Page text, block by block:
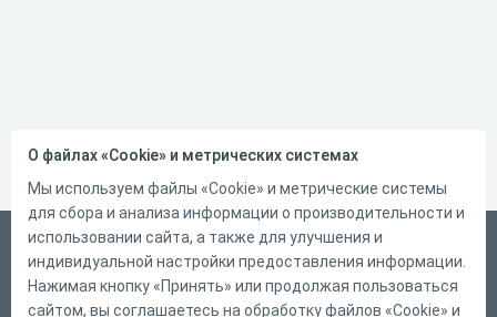
Русский
Справка
О файлах «Cookie» и метрических системах
Мы используем файлы «Cookie» и метрические системы
для сбора и анализа информации о производительности и
использовании сайта, а также для улучшения и
индивидуальной настройки предоставления информации.
Нажимая кнопку «Принять» или продолжая пользоваться
сайтом, вы соглашаетесь на обработку файлов «Cookie» и